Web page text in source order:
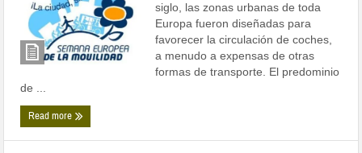
siglo, las zonas urbanas de toda
Europa fueron diseñadas para
favorecer la circulación de coches,
a menudo a expensas de otras
formas de transporte. El predominio
de ...
Read more